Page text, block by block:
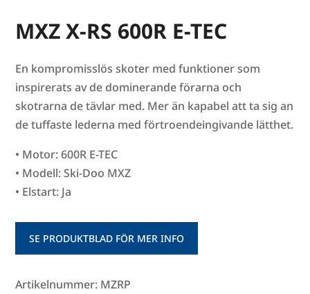
MXZ X-RS 600R E-TEC
En kompromisslös skoter med funktioner som
inspirerats av de dominerande förarna och
skotrarna de tävlar med. Mer än kapabel att ta sig an
de tuffaste lederna med förtroendeingivande lätthet.
• Motor: 600R E-TEC
• Modell: Ski-Doo MXZ
• Elstart: Ja
SE PRODUKTBLAD FÖR MER INFO
Artikelnummer: MZRP